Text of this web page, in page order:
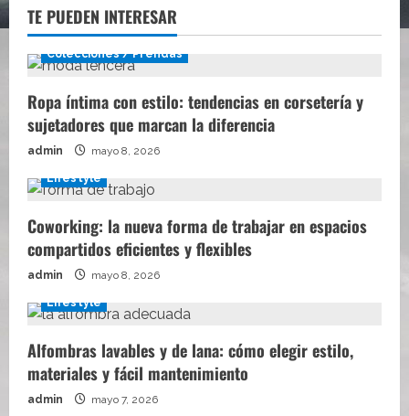
TE PUEDEN INTERESAR
Colecciones / Prendas
Ropa íntima con estilo: tendencias en corsetería y
sujetadores que marcan la diferencia
admin mayo 8, 2026
Lifestyle
Coworking: la nueva forma de trabajar en espacios
compartidos eficientes y flexibles
admin mayo 8, 2026
Lifestyle
Alfombras lavables y de lana: cómo elegir estilo,
materiales y fácil mantenimiento
admin mayo 7, 2026